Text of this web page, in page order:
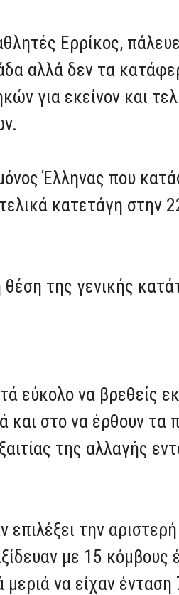
Ερρίκος,
αλλά δεν τα
για εκείνον και
Έλληνας που
κατετάγη στην
της γενικής
εύκολο να βρεθείς
και στο να έρθουν
της αλλαγής
την
με 15
μεριά να είχαν